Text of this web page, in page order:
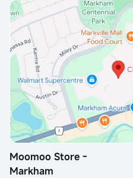
Moomoo Store -
Markham